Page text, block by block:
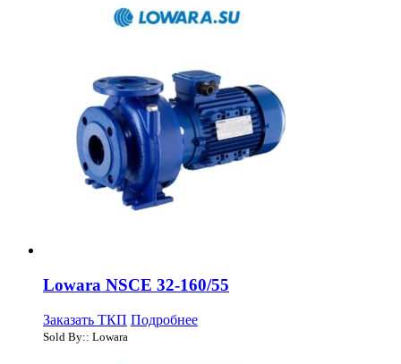
Lowara NSCE 32-160/55
Заказать ТКП Подробнее
Sold By:: Lowara